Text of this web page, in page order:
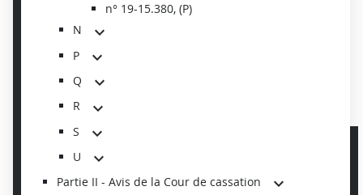
n° 19-15.380, (P)
N
P
Q
R
S
U
Partie II - Avis de la Cour de cassation